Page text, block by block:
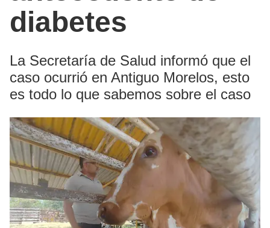
diabetes
La Secretaría de Salud informó que el
caso ocurrió en Antiguo Morelos, esto
es todo lo que sabemos sobre el caso